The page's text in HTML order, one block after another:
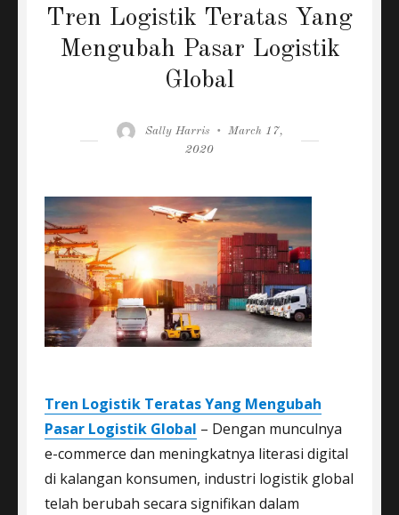
Tren Logistik Teratas Yang
Mengubah Pasar Logistik
Global
Author
Sally Harris
Posted
March 17,
2020
Tren Logistik Teratas Yang Mengubah
Pasar Logistik Global – Dengan munculnya
e-commerce dan meningkatnya literasi digital
di kalangan konsumen, industri logistik global
telah berubah secara signifikan dalam